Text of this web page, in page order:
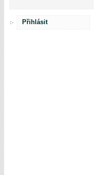
Přihlásit